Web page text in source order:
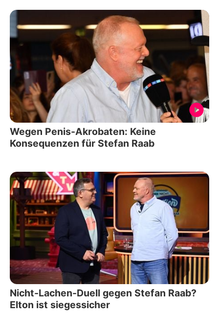
Wegen Penis-Akrobaten: Keine
Konsequenzen für Stefan Raab
Nicht-Lachen-Duell gegen Stefan Raab?
Elton ist siegessicher